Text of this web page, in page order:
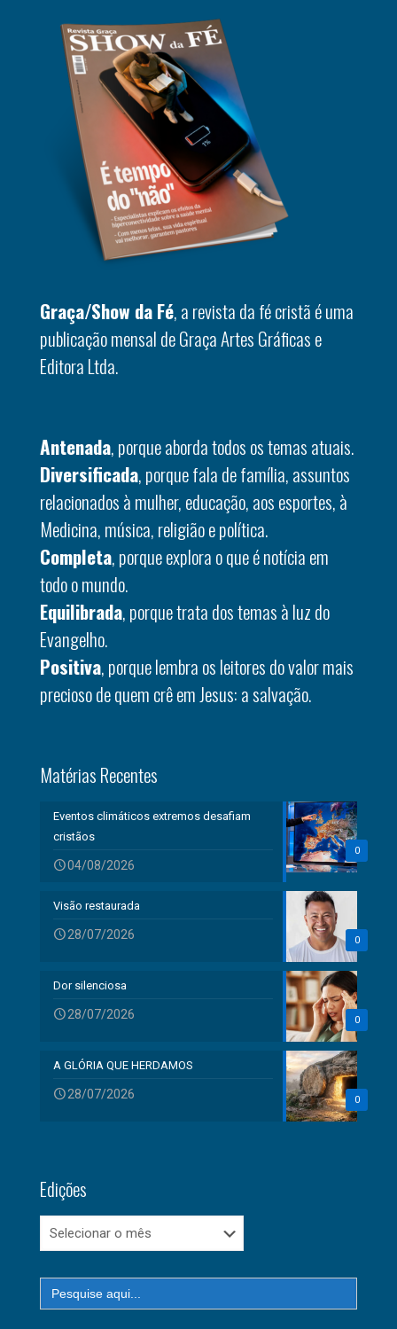
Graça/Show da Fé, a revista da fé cristã é uma
publicação mensal de Graça Artes Gráficas e
Editora Ltda.
Antenada, porque aborda todos os temas atuais.
Diversificada, porque fala de família, assuntos
relacionados à mulher, educação, aos esportes, à
Medicina, música, religião e política.
Completa, porque explora o que é notícia em
todo o mundo.
Equilibrada, porque trata dos temas à luz do
Evangelho.
Positiva, porque lembra os leitores do valor mais
precioso de quem crê em Jesus: a salvação.
Matérias Recentes
0
Eventos climáticos extremos desafiam
cristãos
04/08/2026
0
Visão restaurada
28/07/2026
0
Dor silenciosa
28/07/2026
0
A GLÓRIA QUE HERDAMOS
28/07/2026
Edições
Edições
Search
for: